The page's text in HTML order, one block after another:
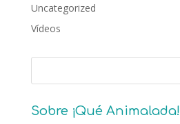
Uncategorized
Vídeos
Sobre ¡Qué Animalada!